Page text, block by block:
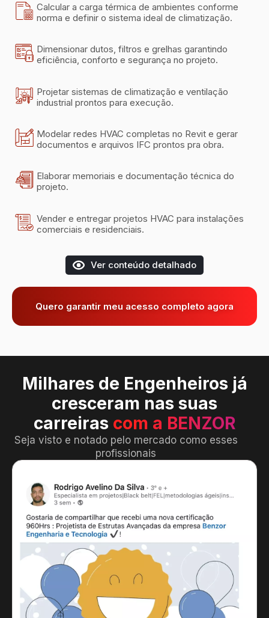
Calcular a carga térmica de ambientes conforme
norma e definir o sistema ideal de climatização.
Dimensionar dutos, filtros e grelhas garantindo
eficiência, conforto e segurança no projeto.
Projetar sistemas de climatização e ventilação
industrial prontos para execução.
Modelar redes HVAC completas no Revit e gerar
documentos e arquivos IFC prontos pra obra.
Elaborar memoriais e documentação técnica do
projeto.
Vender e entregar projetos HVAC para instalações
comerciais e residenciais.
Ver conteúdo detalhado
Quero garantir meu acesso completo agora
Milhares de Engenheiros já
cresceram nas suas
carreiras com a BENZOR
Seja visto e notado pelo mercado como esses
profissionais